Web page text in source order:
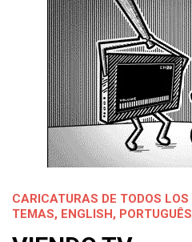
CARICATURAS DE TODOS LOS
TEMAS, ENGLISH, PORTUGUÊS